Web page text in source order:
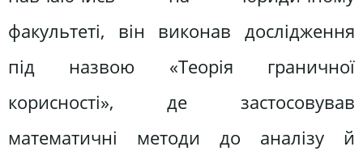
факультеті, він виконав дослідження
під назвою «Теорія граничної
корисності», де застосовував
математичні методи до аналізу й